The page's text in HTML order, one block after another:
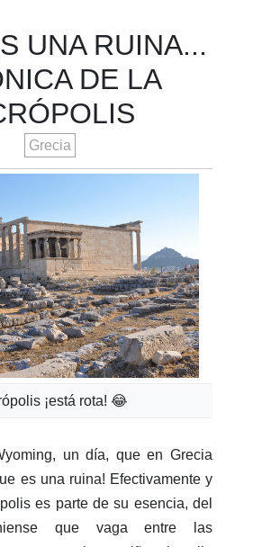
UNA RUINA...
DE LA
Grecia
¡está rota! 😂
un día, que en Grecia
es una ruina! Efectivamente y
es parte de su esencia, del
que vaga entre las